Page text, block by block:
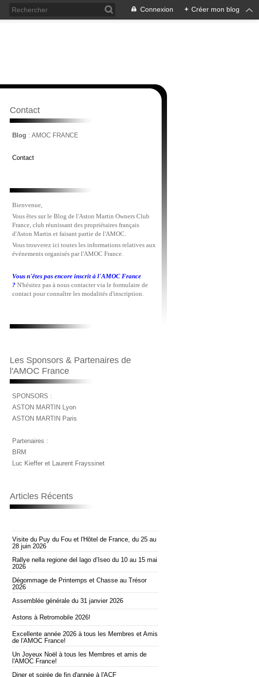
Connexion + Créer mon blog
Contact
Blog : AMOC FRANCE
Contact
Bienvenue,
Vous êtes sur le Blog de l'Aston Martin Owners Club
France, club réunissant des propriétaires français
d'Aston Martin et faisant partie de l'AMOC.
Vous trouverez ici toutes les informations relatives aux
événements organisés par l'AMOC France.
Vous n'êtes pas encore inscrit à l'AMOC France
? N'hésitez pas à nous contacter via le formulaire de
contact pour connaître les modalités d'inscription.
Les Sponsors & Partenaires de
l'AMOC France
SPONSORS :
ASTON MARTIN Lyon
ASTON MARTIN Paris
Partenaires :
BRM
Luc Kieffer et Laurent Frayssinet
Articles Récents
Visite du Puy du Fou et l'Hôtel de France, du 25 au
28 juin 2026
Rallye nella regione del lago d’Iseo du 10 au 15 mai
2026
Dégommage de Printemps et Chasse au Trésor
2026
Assemblée générale du 31 janvier 2026
Astons à Retromobile 2026!
Excellente année 2026 à tous les Membres et Amis
de l'AMOC France!
Un Joyeux Noël à tous les Membres et amis de
l'AMOC France!
Diner et soirée de fin d'année à l'ACF